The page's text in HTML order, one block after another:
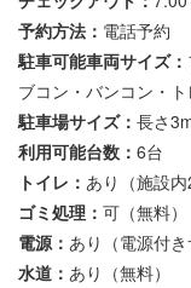
予約方法： 電話予約
駐車可能車両サイズ：
ブコン・バンコン・
駐車場サイズ： 長さ
利用可能台数： 6台
トイレ： あり（施設内
ゴミ処理： 可（無料）
電源： あり（電源付き
水道： あり（無料）